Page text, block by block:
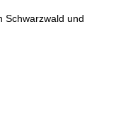
Schwarzwald und